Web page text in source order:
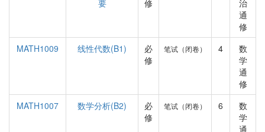
要
修
治
通
修
MATH1009
线性代数(B1)
必
修
笔试（闭卷） 4
数
学
通
修
MATH1007
数学分析(B2)
必
修
笔试（闭卷） 6
数
学
通